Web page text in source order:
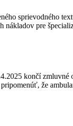
sprievodného
pre
končí zmluvné
že